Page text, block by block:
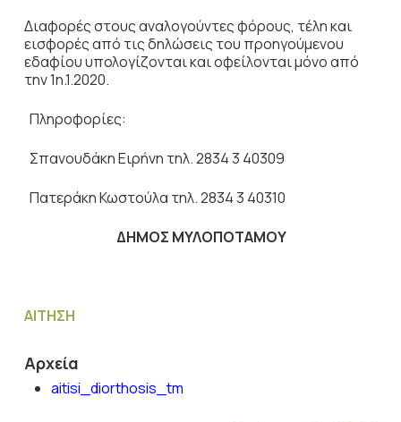
Διαφορές στους αναλογούντες φόρους, τέλη και
εισφορές από τις δηλώσεις του προηγούμενου
εδαφίου υπολογίζονται και οφείλονται μόνο από
την 1η.1.2020.
Πληροφορίες:
Σπανουδάκη Ειρήνη τηλ. 2834 3 40309
Πατεράκη Κωστούλα τηλ. 2834 3 40310
ΔΗΜΟΣ ΜΥΛΟΠΟΤΑΜΟΥ
ΑΙΤΗΣΗ
Αρχεία
aitisi_diorthosis_tm